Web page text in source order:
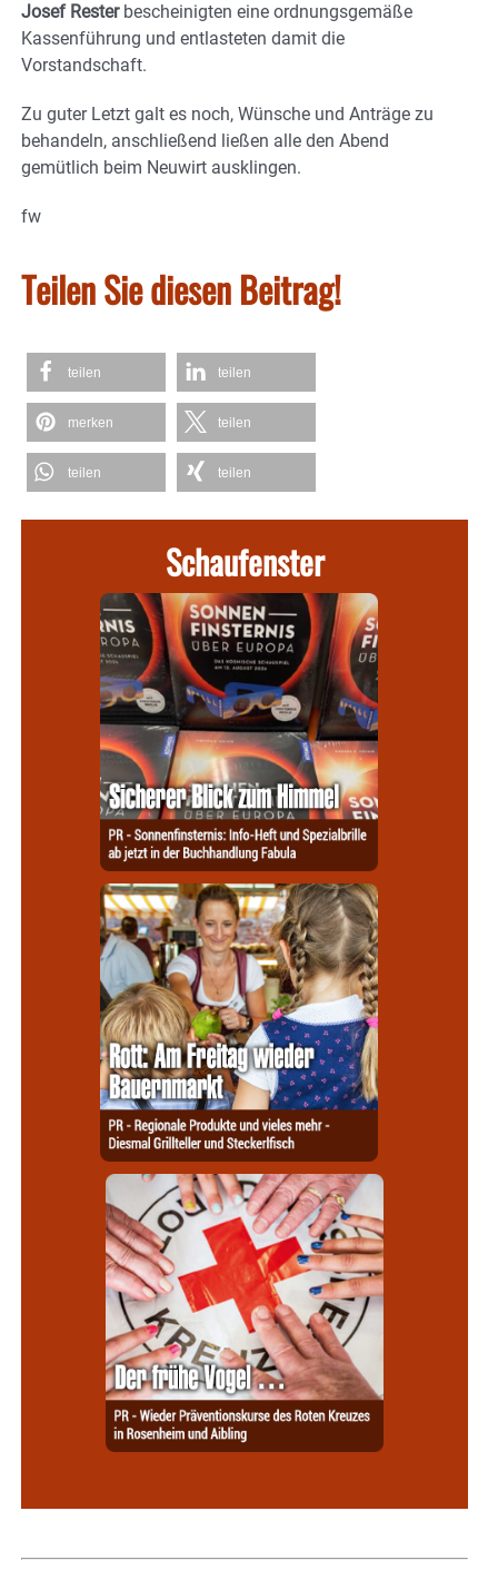
Josef Resterbescheinigten eine ordnungsgemäße
Kassenführung und entlasteten damit die
Vorstandschaft.
Zu guter Letzt galt es noch, Wünsche und Anträge zu
behandeln, anschließend ließen alle den Abend
gemütlich beim Neuwirt ausklingen.
fw
Teilen Sie diesen Beitrag!
teilen teilen
merken teilen
teilen teilen
Schaufenster